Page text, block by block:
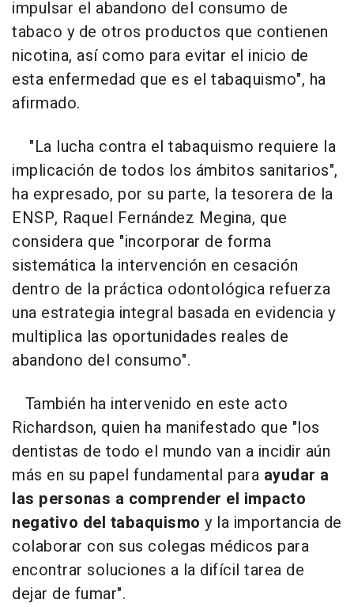
impulsar el abandono del consumo de
tabaco y de otros productos que contienen
nicotina, así como para evitar el inicio de
esta enfermedad que es el tabaquismo", ha
afirmado.
"La lucha contra el tabaquismo requiere la
implicación de todos los ámbitos sanitarios",
ha expresado, por su parte, la tesorera de la
ENSP, Raquel Fernández Megina, que
considera que "incorporar de forma
sistemática la intervención en cesación
dentro de la práctica odontológica refuerza
una estrategia integral basada en evidencia y
multiplica las oportunidades reales de
abandono del consumo".
También ha intervenido en este acto
Richardson, quien ha manifestado que "los
dentistas de todo el mundo van a incidir aún
más en su papel fundamental para ayudar a
las personas a comprender el impacto
negativo del tabaquismo y la importancia de
colaborar con sus colegas médicos para
encontrar soluciones a la difícil tarea de
dejar de fumar".